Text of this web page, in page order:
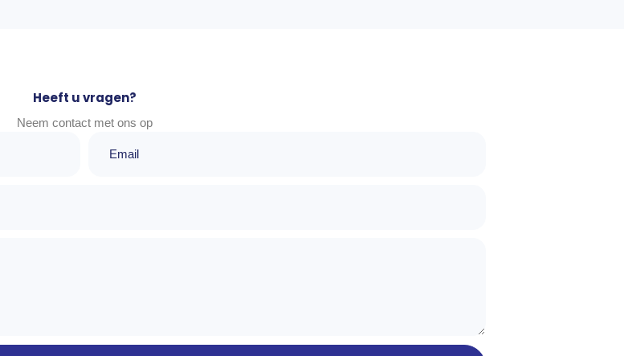
Heeft u vragen?
Neem contact met ons op